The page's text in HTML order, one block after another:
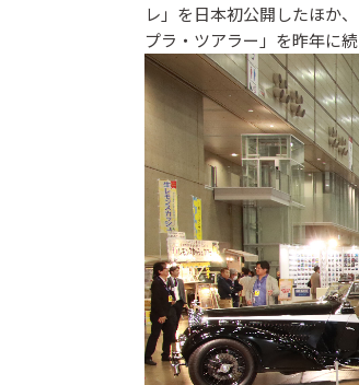
レ」を日本初公開したほか
プラ・ツアラー」を昨年に続